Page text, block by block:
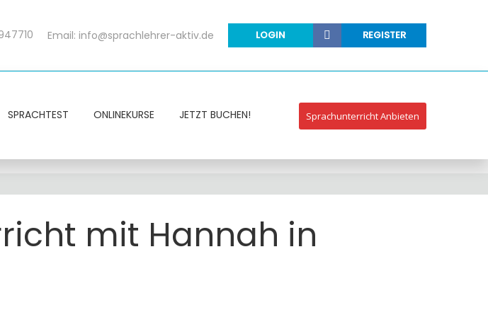
LOGIN REGISTER
Email: info@sprachlehrer-aktiv.de
SPRACHTEST ONLINEKURSE JETZT BUCHEN! Sprachunterricht Anbieten
mit Hannah in